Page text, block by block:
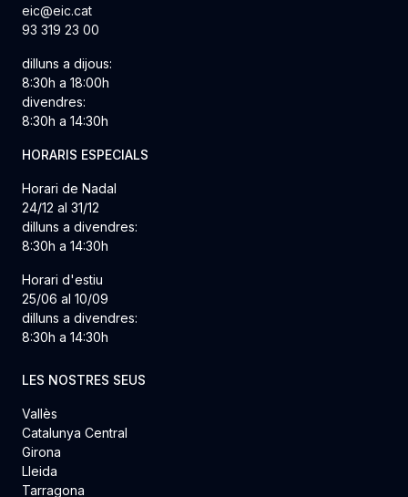
eic@eic.cat
93 319 23 00
dilluns a dijous:
8:30h a 18:00h
divendres:
8:30h a 14:30h
HORARIS ESPECIALS
Horari de Nadal
24/12 al 31/12
dilluns a divendres:
8:30h a 14:30h
Horari d'estiu
25/06 al 10/09
dilluns a divendres:
8:30h a 14:30h
LES NOSTRES SEUS
Vallès
Catalunya Central
Girona
Lleida
Tarragona